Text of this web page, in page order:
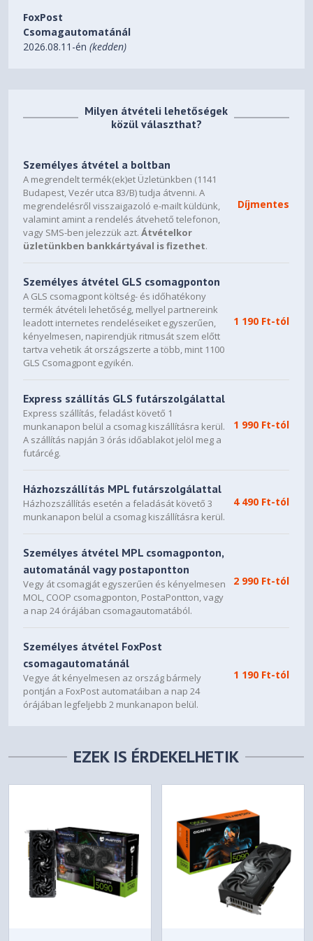
Recommended PSU
DisplayPort 2.1b *3
HDMI 2.1b *1
Accessories
1. Quick guide
2. Warranty registration
3. 1x 12V-2x6 to 4x PCIe 8pin adapter
5. AORUS metal sticker
6. Versatile VGA holder
7. Versatile VGA holder manual
FoxPost
Csomagautomatánál
2026.08.11-én(kedden)
Milyen átvételi lehetőségek
közül választhat?
Személyes átvétel a boltban
A megrendelt termék(ek)et Üzletünkben (1141
Budapest, Vezér utca 83/B) tudja átvenni. A
megrendelésről visszaigazoló e-mailt küldünk,
valamint amint a rendelés átvehető telefonon,
vagy SMS-ben jelezzük azt.Átvételkor
üzletünkben bankkártyával is fizethet.
Díjmentes
Személyes átvétel GLS csomagponton
A GLS csomagpont költség- és időhatékony
termék átvételi lehetőség, mellyel partnereink
leadott internetes rendeléseiket egyszerűen,
kényelmesen, napirendjük ritmusát szem előtt
tartva vehetik át országszerte a több, mint 1100
GLS Csomagpont egyikén.
1 190 Ft-tól
Express szállítás GLS futárszolgálattal
Express szállítás, feladást követő 1
munkanapon belül a csomag kiszállításra kerül.
A szállítás napján 3 órás időablakot jelöl meg a
futárcég.
1 990 Ft-tól
Házhozszállítás MPL futárszolgálattal
Házhozszállítás esetén a feladását követő 3
munkanapon belül a csomag kiszállításra kerül.
4 490 Ft-tól
Személyes átvétel MPL csomagponton,
automatánál vagy postapontton
Vegy át csomagját egyszerűen és kényelmesen
MOL, COOP csomagponton, PostaPontton, vagy
a nap 24 órájában csomagautomatából.
2 990 Ft-tól
Személyes átvétel FoxPost
csomagautomatánál
Vegye át kényelmesen az ország bármely
pontján a FoxPost automatáiban a nap 24
órájában legfeljebb 2 munkanapon belül.
1 190 Ft-tól
EZEK IS ÉRDEKELHETIK